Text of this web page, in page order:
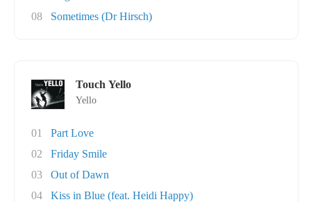
08
Sometimes (Dr Hirsch)
Touch Yello
Yello
01
Part Love
02
Friday Smile
03
Out of Dawn
04
Kiss in Blue (feat. Heidi Happy)